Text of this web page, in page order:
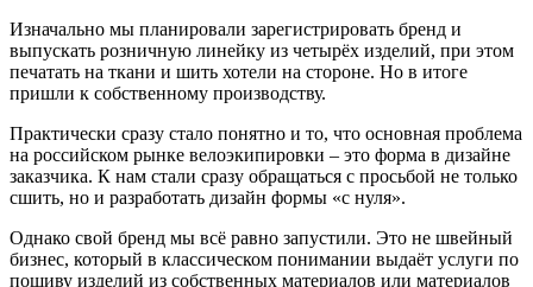
Изначально мы планировали зарегистрировать бренд и
выпускать розничную линейку из четырёх изделий, при этом
печатать на ткани и шить хотели на стороне. Но в итоге
пришли к собственному производству.
Практически сразу стало понятно и то, что основная проблема
на российском рынке велоэкипировки – это форма в дизайне
заказчика. К нам стали сразу обращаться с просьбой не только
сшить, но и разработать дизайн формы «с нуля».
Однако свой бренд мы всё равно запустили. Это не швейный
бизнес, который в классическом понимании выдаёт услуги по
пошиву изделий из собственных материалов или материалов